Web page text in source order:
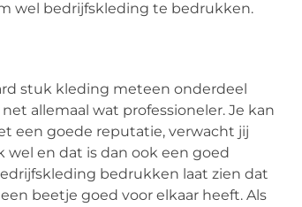
wel bedrijfskleding te bedrukken.
stuk kleding meteen onderdeel
allemaal wat professioneler. Je kan
een goede reputatie, verwacht jij
wel en dat is dan ook een goed
bedrukken laat zien dat
beetje goed voor elkaar heeft. Als